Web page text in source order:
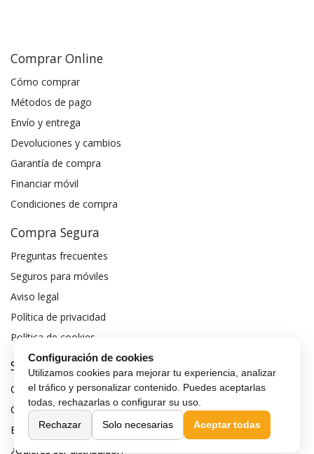
Comprar Online
Cómo comprar
Métodos de pago
Envío y entrega
Devoluciones y cambios
Garantía de compra
Financiar móvil
Condiciones de compra
Compra Segura
Preguntas frecuentes
Seguros para móviles
Aviso legal
Política de privacidad
Política de cookies
Sobre MaxMovil.com
Quiénes somos
Contacta con nosotros
Blog
¿Quieres ser distribuidor?
Configuración de cookies
Utilizamos cookies para mejorar tu experiencia, analizar
el tráfico y personalizar contenido. Puedes aceptarlas
todas, rechazarlas o configurar su uso.
Rechazar
Solo necesarias Aceptar todas